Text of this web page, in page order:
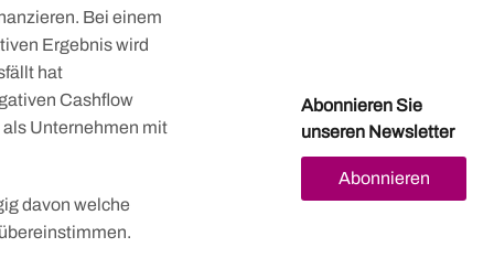
Bei einem
Ergebnis wird
hat
Cashflow
Unternehmen mit
davon welche
Abonnieren Sie
unseren Newsletter
Abonnieren